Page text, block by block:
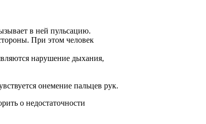
в ней пульсацию.
При этом человек
нарушение дыхания,
онемение пальцев рук.
о недостаточности